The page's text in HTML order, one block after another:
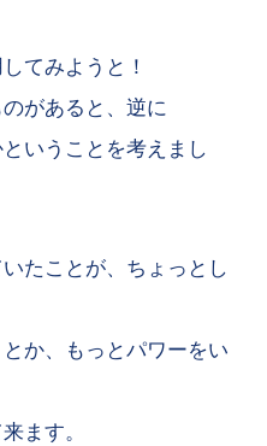
てみようと！
があると、逆に
いうことを考えまし
たことが、ちょっとし
か、もっとパワーをい
ます。